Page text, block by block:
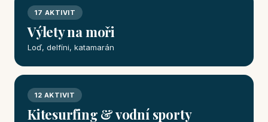
17 AKTIVIT
Výlety na moři
Loď, delfíni, katamarán
12 AKTIVIT
Kitesurfing & vodní sporty